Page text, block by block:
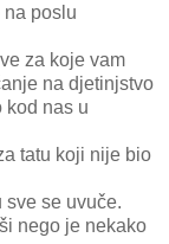
poslu
za koje vam
na djetinjstvo
kod nas u
tatu koji nije bio
sve se uvuče.
nego je nekako